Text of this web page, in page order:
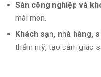
Sàn công nghiệp và
mài mòn.
Khách sạn, nhà hàng,
thẩm mỹ, tạo cảm giác